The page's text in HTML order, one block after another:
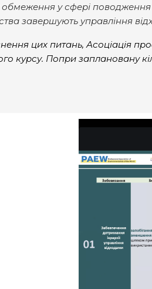
у сфері
завершують управління
цих питань, Асоціація
курсу. Попри заплановану